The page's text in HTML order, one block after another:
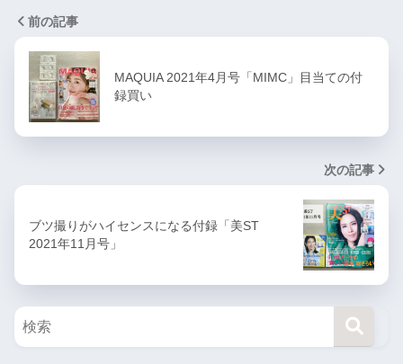
前の記事
MAQUIA 2021年4月号「MIMC」目当ての付
録買い
次の記事
ブツ撮りがハイセンスになる付録「美ST
2021年11月号」